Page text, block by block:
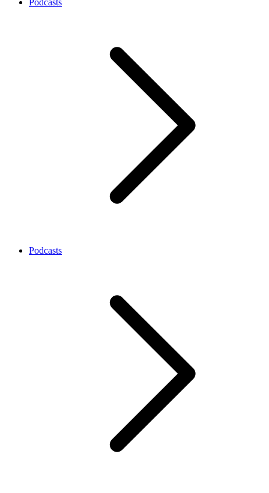
Podcasts
Podcasts